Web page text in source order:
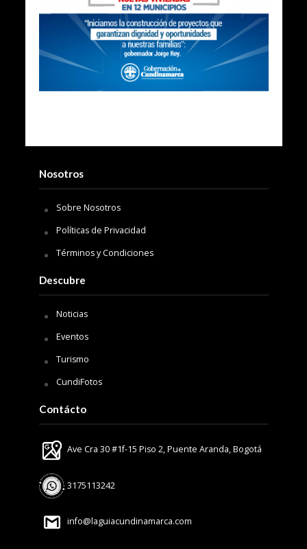
Nosotros
Sobre Nosotros
Políticas de Privacidad
Términos y Condiciones
Descubre
Noticias
Eventos
Turismo
CundiFotos
Contácto
Ave Cra 30 #1f-15 Piso 2, Puente Aranda, Bogotá
3175113242
info@laguiacundinamarca.com